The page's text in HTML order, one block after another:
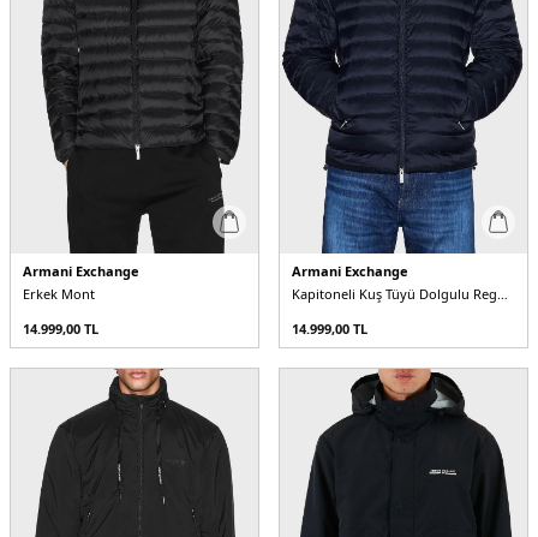
Armani Exchange
Erkek Mont
14.999,00 TL
Armani Exchange
Kapitoneli Kuş Tüyü Dolgulu Regular Fit Dik Yaka Şişme Erkek Mont
14.999,00 TL